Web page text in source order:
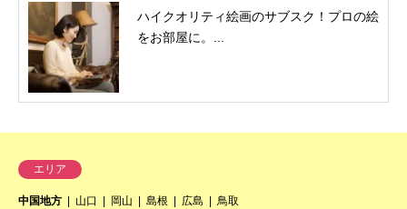
ハイクオリティ絵画のサブスク！プロの絵
をお部屋に。...
エリア
中国地方 山口 岡山 島根 広島
鳥取